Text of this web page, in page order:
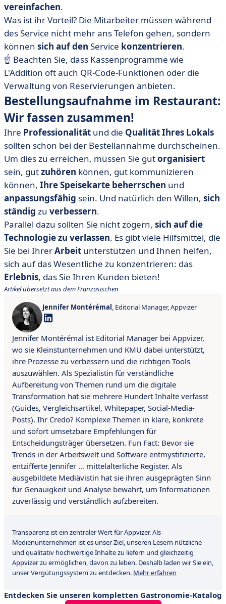
vereinfachen.
Was ist ihr Vorteil? Die Mitarbeiter müssen während
des Service nicht mehr ans Telefon gehen, sondern
können sich auf den Service konzentrieren.
☝️ Beachten Sie, dass Kassenprogramme wie
L'Addition oft auch QR-Code-Funktionen oder die
Verwaltung von Reservierungen anbieten.
Bestellungsaufnahme im Restaurant:
Wir fassen zusammen!
Ihre Professionalität und die Qualität Ihres Lokals
sollten schon bei der Bestellannahme durchscheinen.
Um dies zu erreichen, müssen Sie gutorganisiert
sein, gutzuhören können, gut kommunizieren
können, Ihre Speisekarte beherrschen und
anpassungsfähig sein. Und natürlich den Willen, sich
ständig zu verbessern.
Parallel dazu sollten Sie nicht zögern, sich auf die
Technologie zu verlassen. Es gibt viele Hilfsmittel, die
Sie bei IhrerArbeit unterstützen und Ihnen helfen,
sich auf das Wesentliche zu konzentrieren: das
Erlebnis, das Sie Ihren Kunden bieten!
Artikel übersetzt aus dem Französischen
Jennifer Montérémal, Editorial Manager, Appvizer
Jennifer Montérémal ist Editorial Manager bei Appvizer,
wo sie Kleinstunternehmen und KMU dabei unterstützt,
ihre Prozesse zu verbessern und die richtigen Tools
auszuwählen. Als Spezialistin für verständliche
Aufbereitung von Themen rund um die digitale
Transformation hat sie mehrere Hundert Inhalte verfasst
(Guides, Vergleichsartikel, Whitepaper, Social-Media-
Posts). Ihr Credo? Komplexe Themen in klare, konkrete
und sofort umsetzbare Empfehlungen für
Entscheidungsträger übersetzen. Fun Fact: Bevor sie
Trends in der Arbeitswelt und Software entmystifizierte,
entzifferte Jennifer … mittelalterliche Register. Als
ausgebildete Mediävistin hat sie ihren ausgeprägten Sinn
für Genauigkeit und Analyse bewahrt, um Informationen
zuverlässig und verständlich aufzbereiten.
Transparenz ist ein zentraler Wert für Appvizer. Als
Medienunternehmen ist es unser Ziel, unseren Lesern nützliche
und qualitativ hochwertige Inhalte zu liefern und gleichzeitig
Appvizer zu ermöglichen, davon zu leben. Deshalb laden wir Sie ein,
unser Vergütungssystem zu entdecken. Mehr erfahren
Entdecken Sie unseren kompletten Gastronomie-Katalog